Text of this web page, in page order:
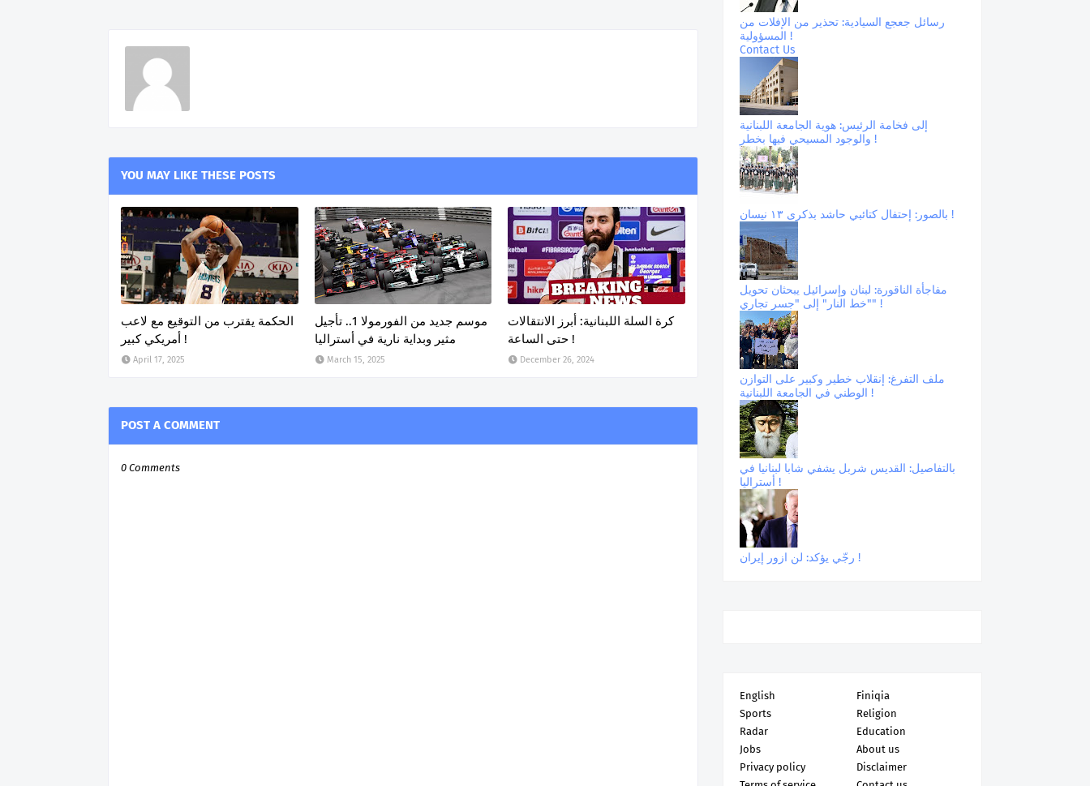
YOU MAY LIKE THESE POSTS
الحكمة يقترب من التوقيع مع لاعب
أمريكي كبير !
April 17, 2025
موسم جديد من الفورمولا 1.. تأجيل
مثير وبداية نارية في أستراليا
March 15, 2025
كرة السلة اللبنانية: أبرز الانتقالات
حتى الساعة !
December 26, 2024
POST A COMMENT
0 Comments
رسائل جعجع السيادية: تحذير من الإفلات من
المسؤولية !
Contact Us
إلى فخامة الرئيس: هوية الجامعة اللبنانية
والوجود المسيحي فيها بخطر !
بالصور: إحتفال كتائبي حاشد بذكرى ١٣ نيسان !
مفاجأة الناقورة: لبنان وإسرائيل يبحثان تحويل
"خط النار" إلى "جسر تجاري" !
ملف التفرغ: إنقلاب خطير وكبير على التوازن
الوطني في الجامعة اللبنانية !
بالتفاصيل: القديس شربل يشفي شابا لبنانيا في
أستراليا !
رجّي يؤكد: لن ازور إيران !
English
Finiqia
Sports
Religion
Radar
Education
Jobs
About us
Privacy policy
Disclaimer